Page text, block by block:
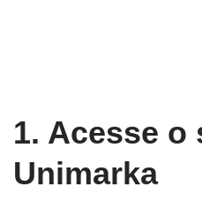
1. Acesse o
Unimarka